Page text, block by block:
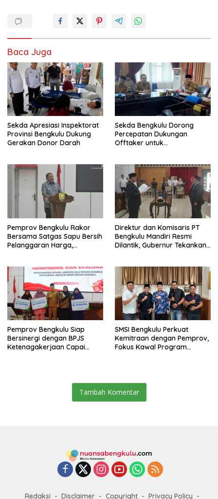
Baca Juga
Sekda Apresiasi Inspektorat
Provinsi Bengkulu Dukung
Gerakan Donor Darah
Sekda Bengkulu Dorong
Percepatan Dukungan
Offtaker untuk
Pemprov Bengkulu Rakor
Bersama Satgas Sapu Bersih
Pelanggaran Harga,
Masih Jadi Sorotan
Direktur dan Komisaris PT
Bengkulu Mandiri Resmi
Dilantik, Gubernur Tekankan
Pemprov Bengkulu Siap
Bersinergi dengan BPJS
Ketenagakerjaan Capai
SMSI Bengkulu Perkuat
Kemitraan dengan Pemprov,
Fokus Kawal Program
Tambah Komentar
Redaksi Disclaimer Copyright Privacy Policy